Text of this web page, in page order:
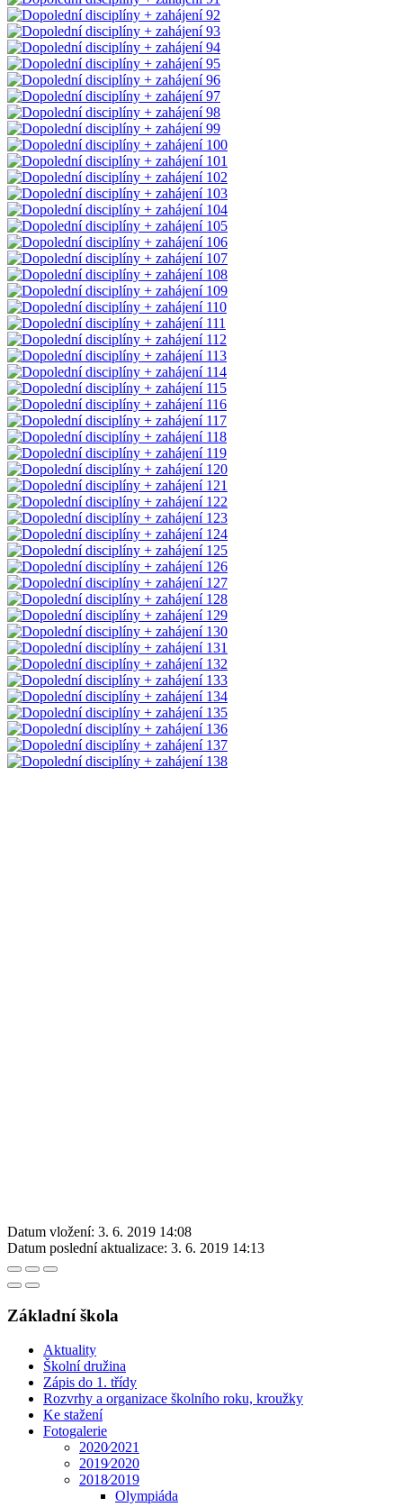
Datum vložení: 3. 6. 2019 14:08
Datum poslední aktualizace: 3. 6. 2019 14:13
Základní škola
Aktuality
Školní družina
Zápis do 1. třídy
Rozvrhy a organizace školního roku, kroužky
Ke stažení
Fotogalerie
2020⁄2021
2019⁄2020
2018⁄2019
Olympiáda